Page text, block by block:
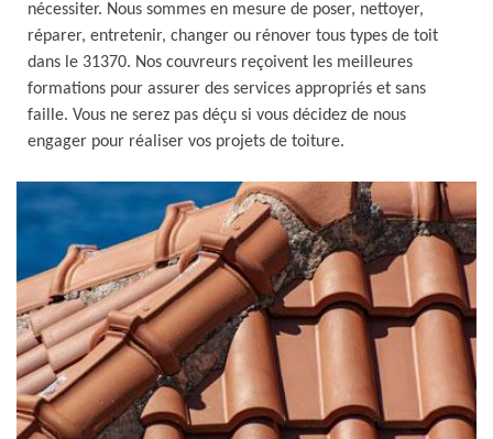
nécessiter. Nous sommes en mesure de poser, nettoyer,
réparer, entretenir, changer ou rénover tous types de toit
dans le 31370. Nos couvreurs reçoivent les meilleures
formations pour assurer des services appropriés et sans
faille. Vous ne serez pas déçu si vous décidez de nous
engager pour réaliser vos projets de toiture.